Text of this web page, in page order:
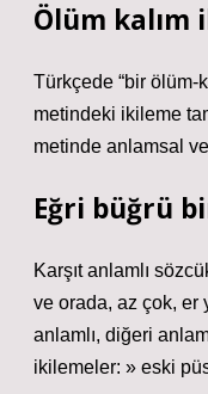
Ölüm kalım
Türkçede “bir ölüm-
metindeki ikileme
metinde anlamsal
Eğri büğrü
Karşıt anlamlı
ve orada, az çok,
anlamlı, diğeri
ikilemeler: » eski